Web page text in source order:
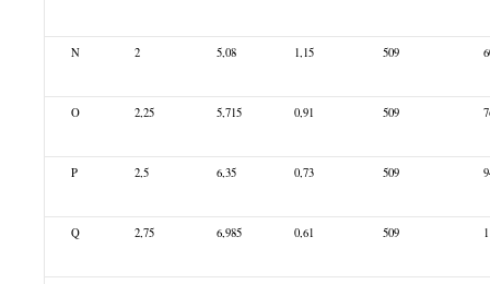
N 2 5,08 1,15 509
O 2,25 5,715 0,91 509
P 2,5 6,35 0,73 509
Q 2,75 6,985 0,61 509